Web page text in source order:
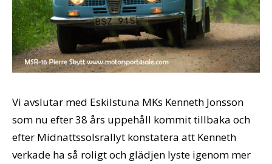
Vi avslutar med Eskilstuna MKs Kenneth Jonsson
som nu efter 38 års uppehåll kommit tillbaka och
efter Midnattssolsrallyt konstatera att Kenneth
verkade ha så roligt och glädjen lyste igenom mer